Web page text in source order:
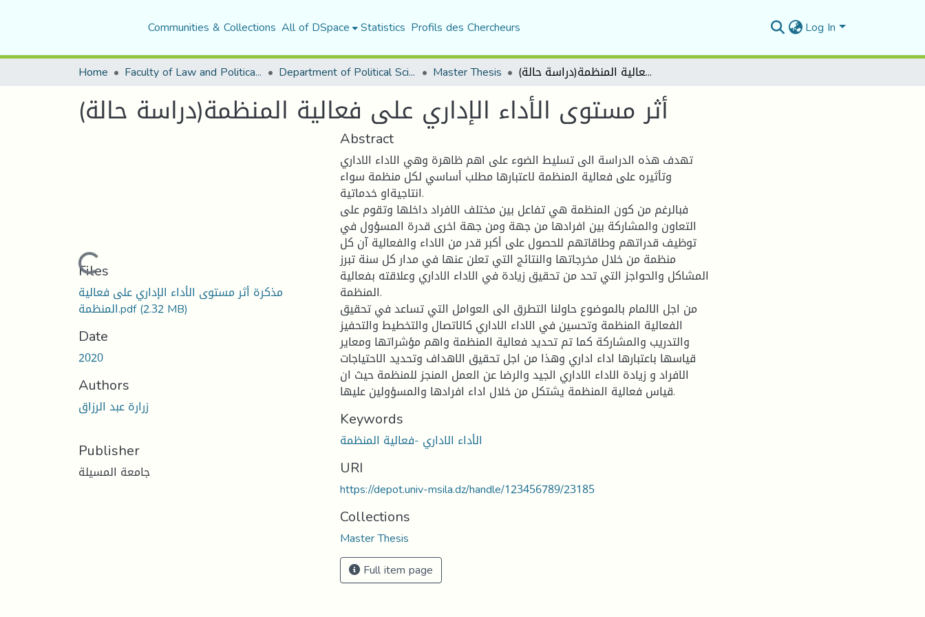
Communities & Collections All of DSpace Statistics Profils des Chercheurs Log In
Home Faculty of Law and Political Science Department of Political Sciences Master Thesis أثر مستوى الأداء الإداري على فعالية المنظمة(دراسة حالة)
أثر مستوى الأداء الإداري على فعالية المنظمة(دراسة حالة)
Loading...
Files
مذكرة أثر مستوى الأداء الإداري على فعالية
المنظمة.pdf(2.32 MB)
Date
2020
Authors
زرارة عبد الرزاق
Publisher
جامعة المسيلة
Abstract
تهدف هذه الدراسة الى تسليط الضوء على اهم ظاهرة وهي الاداء الاداري
وتأثيره على فعالية المنظمة لاعتبارها مطلب أساسي لكل منظمة سواء
انتاجيةاو خدماتية.
فبالرغم من كون المنظمة هي تفاعل بين مختلف الافراد داخلها وتقوم على
التعاون والمشاركة بين افرادها من جهة ومن جهة اخرى قدرة المسؤول في
توظيف قدراتهم وطاقاتهم للحصول على أكبر قدر من الاداء والفعالية آن كل
منظمة من خلال مخرجاتها والنتائج التي تعلن عنها في مدار كل سنة تبرز
المشاكل والحواجز التي تحد من تحقيق زيادة في الاداء الاداري وعلاقته بفعالية
المنظمة.
من اجل الالمام بالموضوع حاولنا التطرق الى العوامل التي تساعد في تحقيق
الفعالية المنظمة وتحسين في الاداء الاداري كالاتصال والتخطيط والتحفيز
والتدريب والمشاركة كما تم تحديد فعالية المنظمة واهم مؤشراتها ومعاير
قياسها باعتبارها اداء اداري وهذا من اجل تحقيق الاهداف وتحديد الاحتياجات
الافراد و زيادة الاداء الاداري الجيد والرضا عن العمل المنجز للمنظمة حيث ان
قياس فعالية المنظمة يشتكل من خلال اداء افرادها والمسؤولين عليها.
Keywords
الأداء الاداري -فعالية المنظمة
URI
https://depot.univ-msila.dz/handle/123456789/23185
Collections
Master Thesis
Full item page